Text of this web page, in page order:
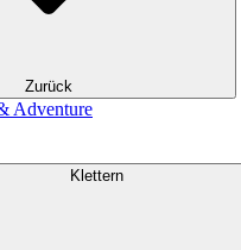
Zurück
Adventure
Klettern